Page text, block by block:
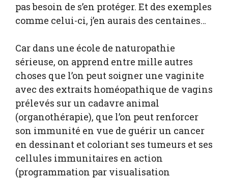
pas besoin de s’en protéger. Et des exemples
comme celui-ci, j’en aurais des centaines…
Car dans une école de naturopathie
sérieuse, on apprend entre mille autres
choses que l’on peut soigner une vaginite
avec des extraits homéopathique de vagins
prélevés sur un cadavre animal
(organothérapie), que l’on peut renforcer
son immunité en vue de guérir un cancer
en dessinant et coloriant ses tumeurs et ses
cellules immunitaires en action
(programmation par visualisation